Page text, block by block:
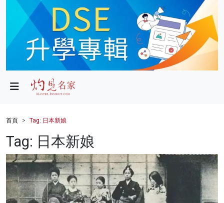
政局
財經
健康
商業
科技
首頁 Tag: 日本新娘
Tag: 日本新娘